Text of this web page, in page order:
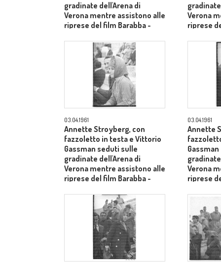
gradinate dell'Arena di
Verona mentre assistono alle
riprese del film Barabba -
Verona
riprese
03.04.1961
Annette Stroyberg, con
fazzoletto in testa e Vittorio
Gassman seduti sulle
gradinate dell'Arena di
Verona mentre assistono alle
riprese del film Barabba -
03.04.1961
Annette
Verona
riprese